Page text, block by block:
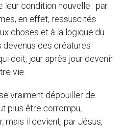
leur condition nouvelle : par
en effet, ressuscités
choses et à la logique du
devenus des créatures
doit, jour après jour devenir
vie.
vraiment dépouiller de
plus être corrompu,
mais il devient, par Jésus,